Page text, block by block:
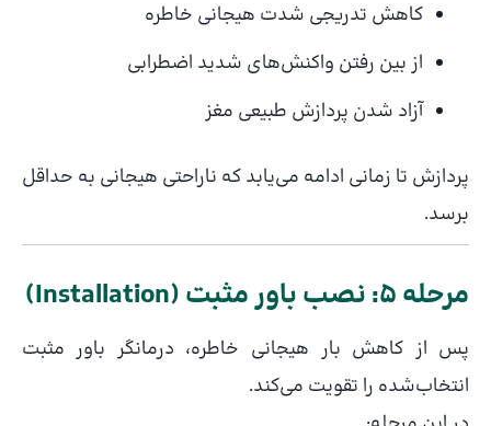
کاهش تدریجی شدت هیجانی خاطره
از بین رفتن واکنش‌های شدید اضطرابی
آزاد شدن پردازش طبیعی مغز
پردازش تا زمانی ادامه می‌یابد که ناراحتی هیجانی به حداقل
برسد.
مرحله ۵: نصب باور مثبت (Installation)
پس از کاهش بار هیجانی خاطره، درمانگر باور مثبت
انتخاب‌شده را تقویت می‌کند.